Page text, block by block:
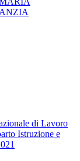
di Lavoro
Istruzione e